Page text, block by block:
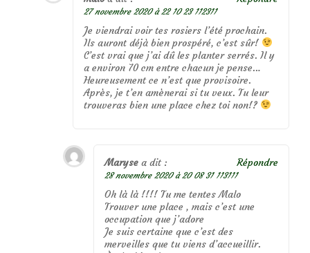
27 novembre 2020 à 22 10 23 112311
Je viendrai voir tes rosiers l’été prochain.
Ils auront déjà bien prospéré, c’est sûr!
C’est vrai que j’ai dû les planter serrés. Il y
a environ 70 cm entre chacun je pense…
Heureusement ce n’est que provisoire.
Après, je t’en amènerai si tu veux. Tu leur
trouveras bien une place chez toi non!?
Maryse a dit :
28 novembre 2020 à 20 08 31 113111
Oh là là !!!! Tu me tentes Malo
Trouver une place , mais c’est une
occupation que j’adore
Je suis certaine que c’est des
merveilles que tu viens d’accueillir.
Répondre